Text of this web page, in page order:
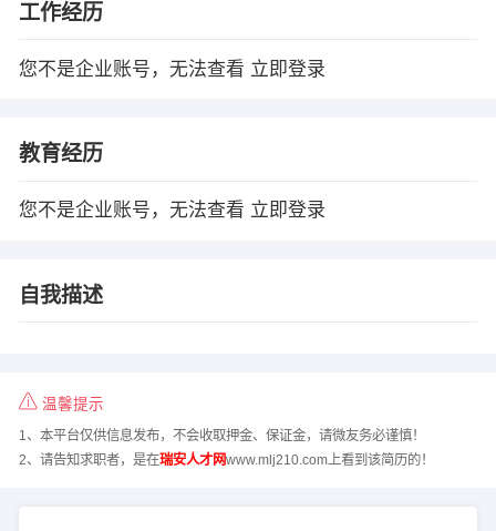
工作经历
您不是企业账号，无法查看 立即登录
教育经历
您不是企业账号，无法查看 立即登录
自我描述
温馨提示
1、本平台仅供信息发布，不会收取押金、保证金，请微友务必谨慎！
2、请告知求职者，是在瑞安人才网www.mlj210.com上看到该简历的！